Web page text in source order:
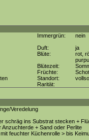
Immergrün:
nein
Duft:
ja
Blüte:
rot,
Blütezeit:
Früchte:
Standort:
Rarität:
Veredelung
schräg ins Substrat stecken +
Anzuchterde + Sand oder Perlite
feuchter Küchenrolle > bis